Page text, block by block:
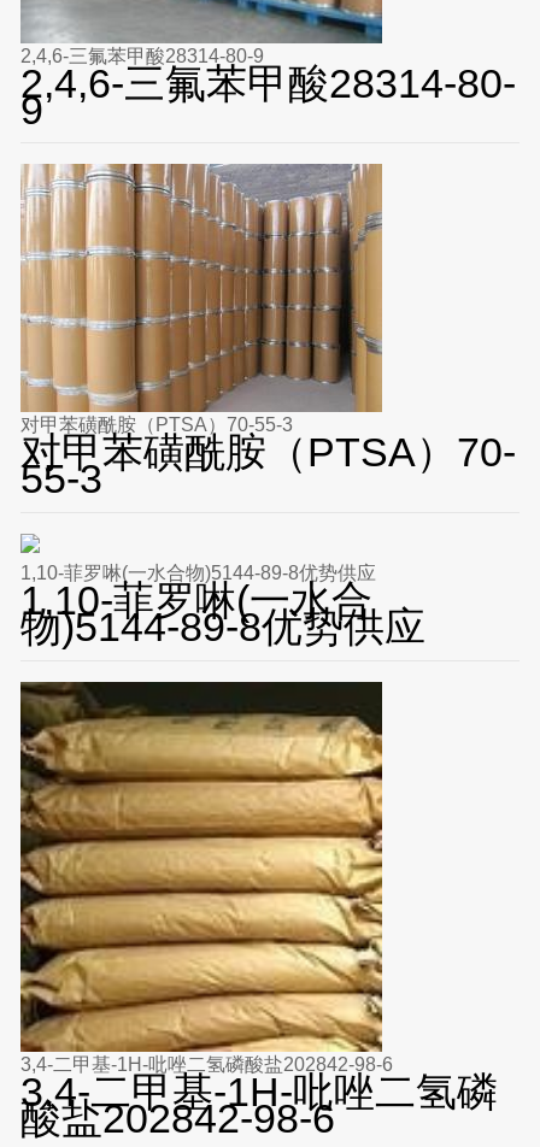
2,4,6-三氟苯甲酸28314-80-9
2,4,6-三氟苯甲酸28314-80-
9
对甲苯磺酰胺（PTSA）70-55-3
对甲苯磺酰胺（PTSA）70-
55-3
1,10-菲罗啉(一水合物)5144-89-8优势供应
1,10-菲罗啉(一水合
物)5144-89-8优势供应
3,4-二甲基-1H-吡唑二氢磷酸盐202842-98-6
3,4-二甲基-1H-吡唑二氢磷
酸盐202842-98-6